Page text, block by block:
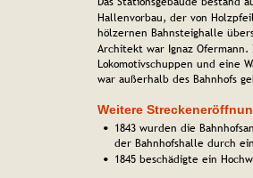
Hallenvorbau, der von
hölzernen Bahnsteighalle
Architekt war Ignaz
Lokomotivschuppen und eine
war außerhalb des Bahnhofs
Weitere
• 1843 wurden die
der Bahnhofshalle durch
• 1845 beschädigte ein